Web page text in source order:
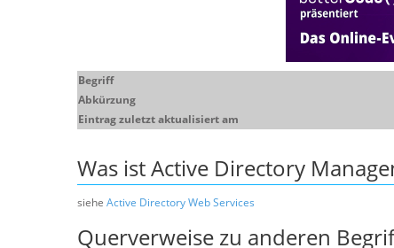
Begriff
Abkürzung
Eintrag zuletzt aktualisiert am
Was istActive Directory
siehe Active Directory Web Services
Querverweise zu anderen